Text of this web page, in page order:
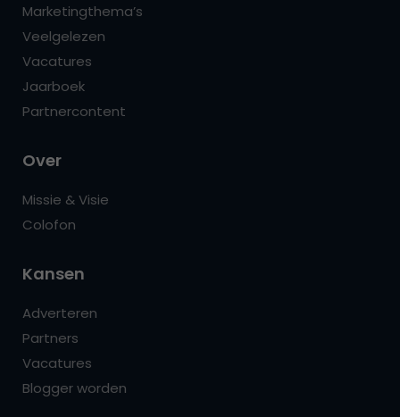
Marketingthema’s
Veelgelezen
Vacatures
Jaarboek
Partnercontent
Over
Missie & Visie
Colofon
Kansen
Adverteren
Partners
Vacatures
Blogger worden